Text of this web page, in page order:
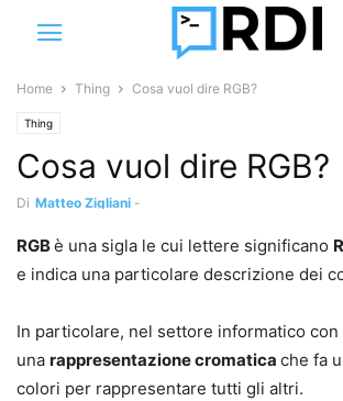
Home Thing Cosa vuol dire RGB?
Thing
Cosa vuol dire RGB?
Di Matteo Zigliani -
RGBè una sigla le cui lettere significano
e indica una particolare descrizione dei
In particolare, nel settore informatico con
una rappresentazione cromatica che fa
colori per rappresentare tutti gli altri.